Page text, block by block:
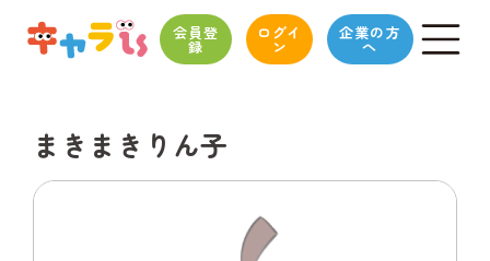
会員登
録
ログイ
ン
企業の方
へ
まきまきりん子